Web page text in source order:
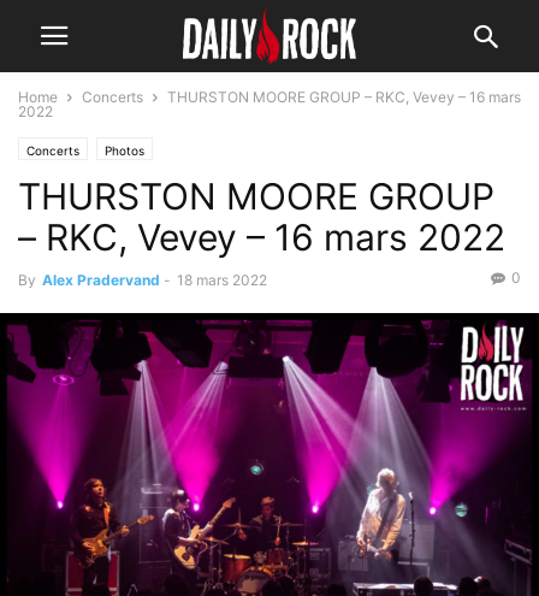
Home Concerts
THURSTON MOORE GROUP – RKC, Vevey – 16 mars
2022
Concerts Photos
THURSTON MOORE GROUP
– RKC, Vevey – 16 mars 2022
By Alex Pradervand - 18 mars 2022 0